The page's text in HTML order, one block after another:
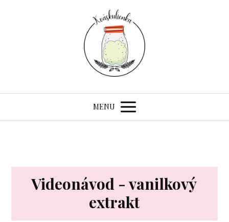
MENU
Videonávod - vanilkový
extrakt